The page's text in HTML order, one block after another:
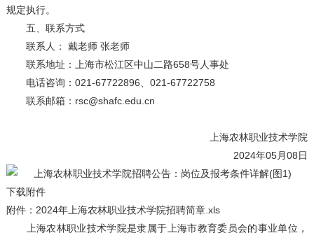
规定执行。
五、联系方式
联系人： 戴老师 张老师
联系地址：上海市松江区中山二路658号人事处
电话咨询：021-67722896、021-67722758
联系邮箱：rsc@shafc.edu.cn
上海农林职业技术学院
2024年05月08日
下载附件
附件：2024年上海农林职业技术学院招聘简章.xls
上海农林职业技术学院是隶属于上海市教育委员会的事业单位，